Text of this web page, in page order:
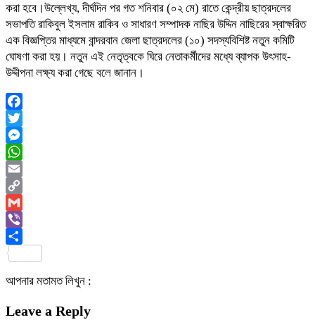
করা হবে।উল্লেখ্য, দীর্ঘদিন পর গত শনিবার (০২ মে) রাতে কেন্দ্রীয় ছাত্রদলের
সভাপতি রাকিবুল ইসলাম রাকিব ও সাধারণ সম্পাদক নাছির উদ্দিন নাছিরের স্বাক্ষরিত
এক বিজ্ঞপ্তির মাধ্যমে বান্দরবান জেলা ছাত্রদলের (১০) সদস্যবিশিষ্ট নতুন কমিটি
ঘোষণা করা হয়। নতুন এই নেতৃত্বকে ঘিরে নেতাকর্মীদের মধ্যে ব্যাপক উৎসাহ-
উদ্দীপনা লক্ষ্য করা গেছে বলে জানান।
Facebook
Twitter
Messenger
WhatsApp
Email
Copy
Link
Gmail
Viber
আপনার মতামত লিখুন :
Leave a Reply